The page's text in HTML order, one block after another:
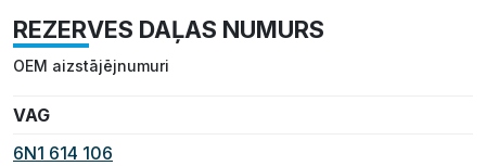
REZERVES DAĻAS NUMURS
OEM aizstājējnumuri
VAG
6N1 614 106